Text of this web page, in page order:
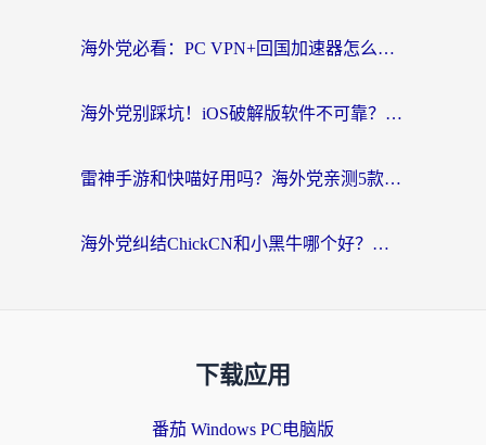
海外党必看：PC VPN+回国加速器怎么选？无缝访问国内资源全攻略
海外党别踩坑！iOS破解版软件不可靠？教你选对回国加速器无缝看国内资源
雷神手游和快喵好用吗？海外党亲测5款回国加速器，附斧牛Bling对比+微信视频号解决办法
海外党纠结ChickCN和小黑牛哪个好？一篇帮你选对回国加速器的实用指南
下载应用
番茄 Windows PC电脑版